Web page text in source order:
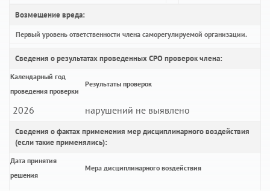
Возмещение вреда:
Первый уровень ответственности члена саморегулируемой организации.
Сведения о результатах проведенных СРО проверок члена:
Календарный год
проведения проверки
Результаты проверок
2026 нарушений не выявлено
Сведения о фактах применения мер дисциплинарного воздействия
(если такие применялись):
Дата принятия
решения
Мера дисциплинарного воздействия